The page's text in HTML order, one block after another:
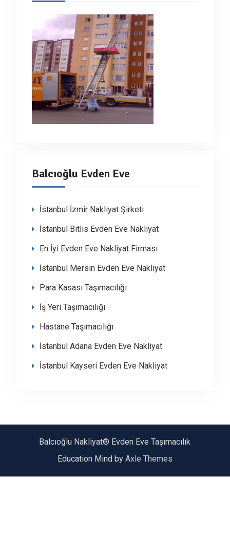
Balcıoğlu Evden Eve
İstanbul İzmir Nakliyat Şirketi
İstanbul Bitlis Evden Eve Nakliyat
En İyi Evden Eve Nakliyat Firması
İstanbul Mersin Evden Eve Nakliyat
Para Kasası Taşımacılığı
İş Yeri Taşımacılığı
Hastane Taşımacılığı
İstanbul Adana Evden Eve Nakliyat
İstanbul Kayseri Evden Eve Nakliyat
Balcıoğlu Nakliyat® Evden Eve Taşımacılık
Education Mind by Axle Themes